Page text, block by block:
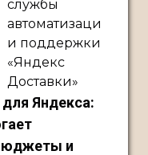
службы
автоматизаци
и поддержки
«Яндекс
Доставки»
Яндекса:
и